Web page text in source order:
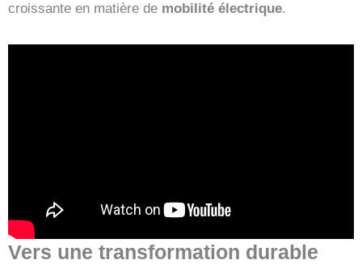
croissante en matière de mobilité électrique.
Vers une transformation durable